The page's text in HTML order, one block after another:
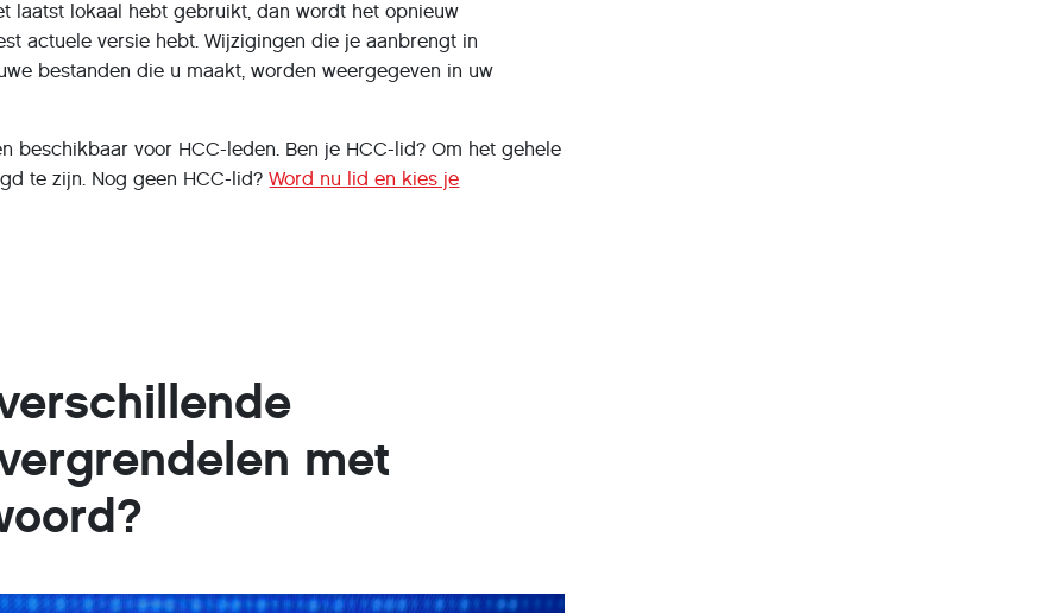
laatst lokaal hebt gebruikt, dan wordt het opnieuw
actuele versie hebt. Wijzigingen die je aanbrengt in
bestanden die u maakt, worden weergegeven in uw
beschikbaar voor HCC-leden. Ben je HCC-lid? Om het gehele
te zijn. Nog geen HCC-lid?Word nu lid en kies je
met